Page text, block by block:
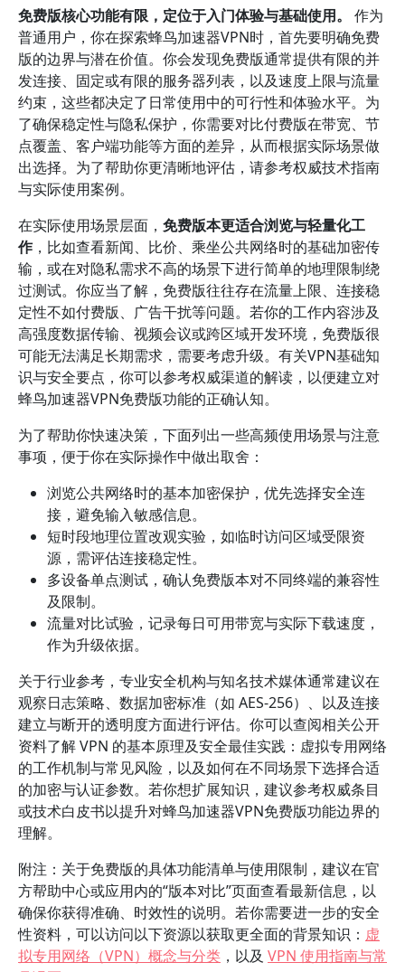
免费版核心功能有限，定位于入门体验与基础使用。
作为
普通用户，你在探索蜂鸟加速器VPN时，首先要明确免费
版的边界与潜在价值。你会发现免费版通常提供有限的并
发连接、固定或有限的服务器列表，以及速度上限与流量
约束，这些都决定了日常使用中的可行性和体验水平。为
了确保稳定性与隐私保护，你需要对比付费版在带宽、节
点覆盖、客户端功能等方面的差异，从而根据实际场景做
出选择。为了帮助你更清晰地评估，请参考权威技术指南
与实际使用案例。
在实际使用场景层面， 免费版本更适合浏览与轻量化工
作，比如查看新闻、比价、乘坐公共网络时的基础加密传
输，或在对隐私需求不高的场景下进行简单的地理限制绕
过测试。你应当了解，免费版往往存在流量上限、连接稳
定性不如付费版、广告干扰等问题。若你的工作内容涉及
高强度数据传输、视频会议或跨区域开发环境，免费版很
可能无法满足长期需求，需要考虑升级。有关VPN基础知
识与安全要点，你可以参考权威渠道的解读，以便建立对
蜂鸟加速器VPN免费版功能的正确认知。
为了帮助你快速决策，下面列出一些高频使用场景与注意
事项，便于你在实际操作中做出取舍：
浏览公共网络时的基本加密保护，优先选择安全连
接，避免输入敏感信息。
短时段地理位置改观实验，如临时访问区域受限资
源，需评估连接稳定性。
多设备单点测试，确认免费版本对不同终端的兼容性
及限制。
流量对比试验，记录每日可用带宽与实际下载速度，
作为升级依据。
关于行业参考，专业安全机构与知名技术媒体通常建议在
观察日志策略、数据加密标准（如 AES-256）、以及连接
建立与断开的透明度方面进行评估。你可以查阅相关公开
资料了解 VPN 的基本原理及安全最佳实践：虚拟专用网络
的工作机制与常见风险，以及如何在不同场景下选择合适
的加密与认证参数。若你想扩展知识，建议参考权威条目
或技术白皮书以提升对蜂鸟加速器VPN免费版功能边界的
理解。
附注：关于免费版的具体功能清单与使用限制，建议在官
方帮助中心或应用内的“版本对比”页面查看最新信息，以
确保你获得准确、时效性的说明。若你需要进一步的安全
性资料，可以访问以下资源以获取更全面的背景知识： 虚
拟专用网络（VPN）概念与分类 ，以及 VPN 使用指南与常